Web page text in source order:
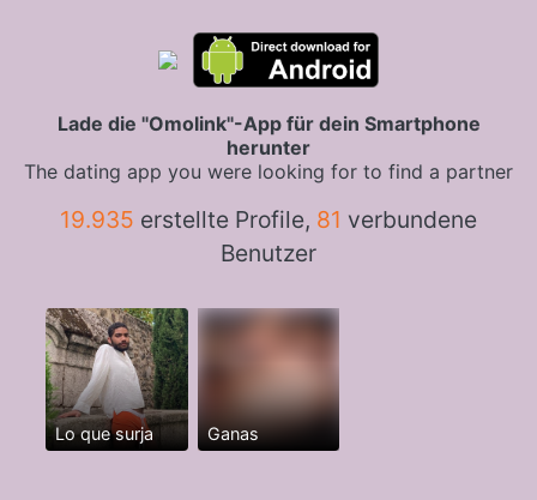
Lade die "Omolink"-App für dein Smartphone
herunter
The dating app you were looking for to find a partner
19.935 erstellte Profile, 81 verbundene
Benutzer
Lo que surja Ganas